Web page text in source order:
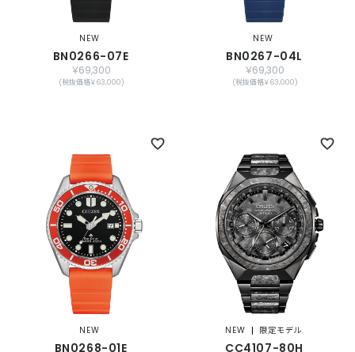
NEW
BN0266-07E
￥69,300
(税抜価格￥63,000)
NEW
BN0267-04L
￥69,300
(税抜価格￥63,000)
NEW
BN0268-01E
限定モデル
NEW
CC4107-80H